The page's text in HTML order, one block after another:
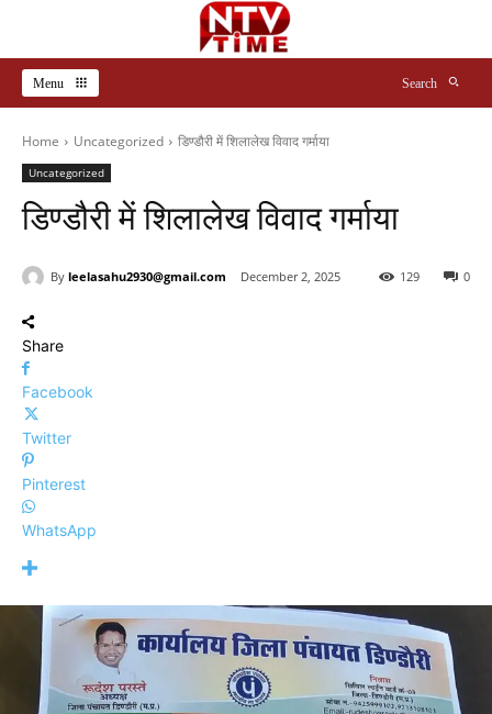
Menu Search
Home Uncategorized डिण्डौरी में शिलालेख विवाद गर्माया
Uncategorized
डिण्डौरी में शिलालेख विवाद गर्माया
By leelasahu2930@gmail.com December 2, 2025 0
129
Share
Facebook
Twitter
Pinterest
WhatsApp